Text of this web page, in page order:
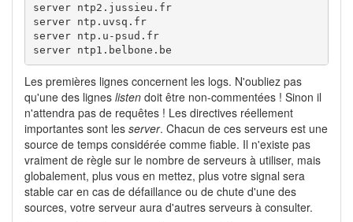
server ntp2.jussieu.fr
server ntp.uvsq.fr
server ntp.u-psud.fr
server ntp1.belbone.be
Les premières lignes concernent les logs. N'oubliez pas
qu'une des lignes listen doit être non-commentées ! Sinon il
n'attendra pas de requêtes ! Les directives réellement
importantes sont les server. Chacun de ces serveurs est une
source de temps considérée comme fiable. Il n'existe pas
vraiment de règle sur le nombre de serveurs à utiliser, mais
globalement, plus vous en mettez, plus votre signal sera
stable car en cas de défaillance ou de chute d'une des
sources, votre serveur aura d'autres serveurs à consulter.